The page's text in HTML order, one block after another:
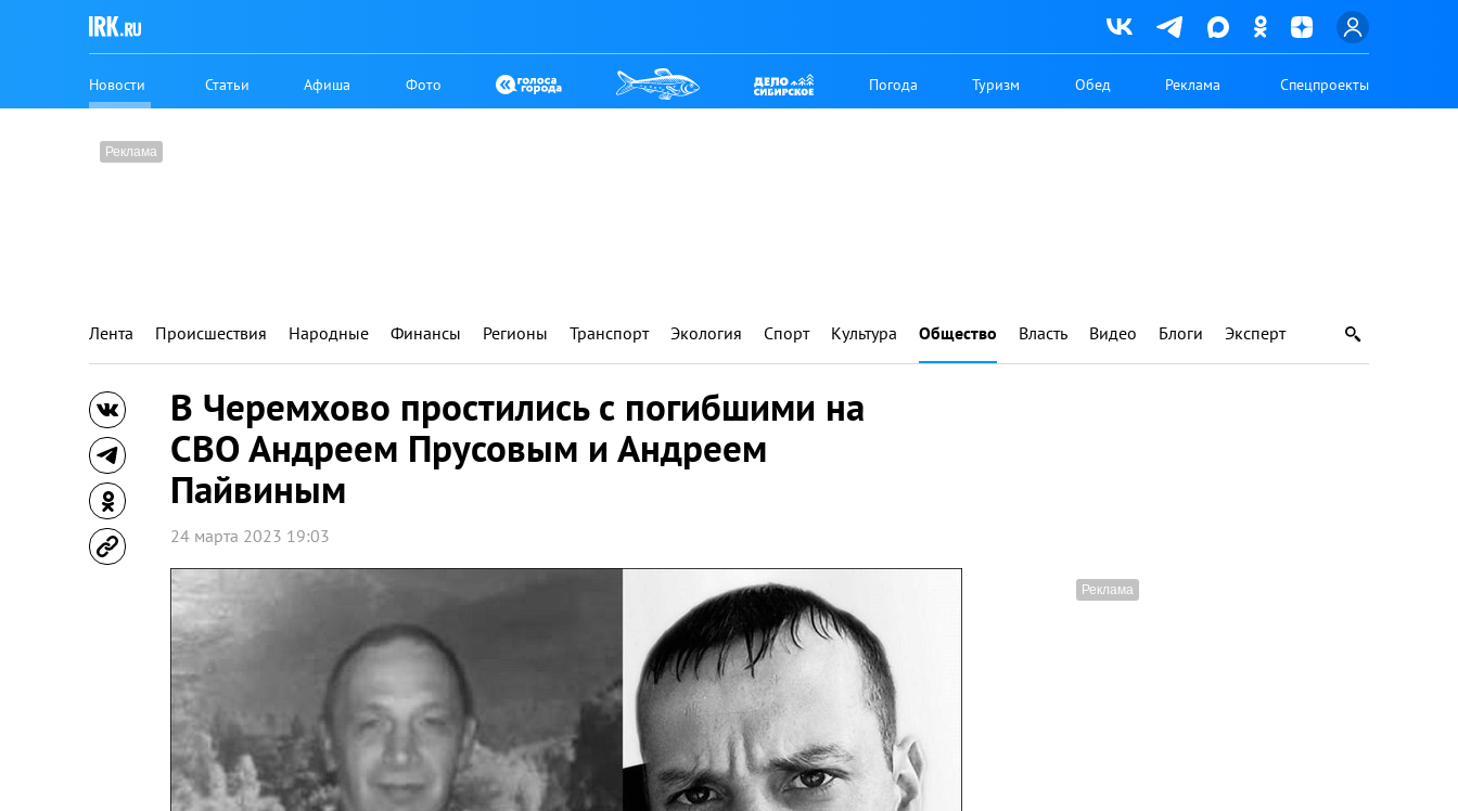
Новости Статьи Афиша Фото Погода Туризм Обед Реклама Спецпроекты
Лента Происшествия Народные Финансы Регионы Транспорт Экология Спорт Культура Общество Власть Видео Блоги Эксперт
В Черемхово простились с погибшими на
СВО Андреем Прусовым и Андреем
Пайвиным
24 марта 2023 19:03